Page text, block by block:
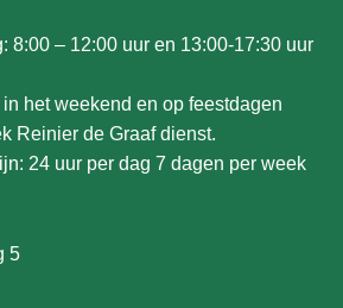
8:00 – 12:00 uur en 13:00-17:30 uur
het weekend en op feestdagen
Reinier de Graaf dienst.
24 uur per dag 7 dagen per week
5